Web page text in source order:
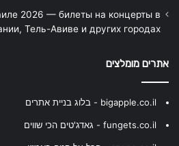
2026 — билеты на концерты в
Тель-Авиве и других городах
אתרים מומלצים
bigapple.co.il - בלוג בניית אתרים
fungets.co.il - גאדג'טים הכי שווים